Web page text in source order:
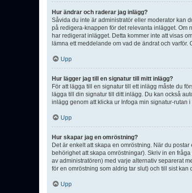
Hur ändrar och raderar jag inlägg?
Såvida du inte är administratör eller moderator kan
på redigera-knappen för det relevanta inlägget. Om
har redigerat inlägget. Detta kommer inte att visas
lämna ett meddelande om vad de ändrat och
Upp
Hur lägger jag till en signatur till mitt inlägg?
För att lägga till en signatur till ett inlägg måste du
lägga till din signatur till ditt inlägg. Du kan också
inlägg genom att klicka ur Infoga min signatur-rutan
Upp
Hur skapar jag en omröstning?
Det är enkelt att skapa en omröstning. När du
behörighet att skapa omröstningar). Skriv in en
av administratören) med varje alternativ separerat
för en omröstning som aldrig tar slut) och till sist
Upp